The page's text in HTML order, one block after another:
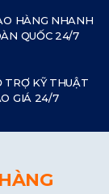
HÀNG NHANH
QUỐC 24/7
TRỢ KỸ THUẬT
GIÁ 24/7